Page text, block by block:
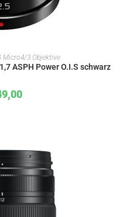
Micro4/3 Objektive
ASPH Power O.I.S schwarz